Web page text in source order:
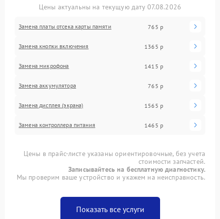
Цены актуальны на текущую дату 07.08.2026
Замена платы отсека карты памяти 765 р
Замена кнопки включения 1365 р
Замена микрофона 1415 р
Замена аккумулятора 765 р
Замена дисплея (экрана) 1565 р
Замена контроллера питания 1465 р
Цены в прайс-листе указаны ориентировочные, без учета
стоимости запчастей.
Записывайтесь на бесплатную диагностику.
Мы проверим ваше устройство и укажем на неисправность.
Показать все услуги